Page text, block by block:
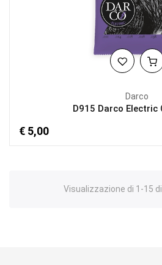
Darco
D915 Darco Electric
€ 5,00
Visualizzazione di 1-15